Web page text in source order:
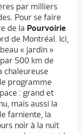
par milliers
Pour se faire
de la Pourvoirie
de Montréal. Ici,
« jardin »
500 km de
chaleureuse
programme
: grand et
mais aussi la
farniente, la
noir à la nuit